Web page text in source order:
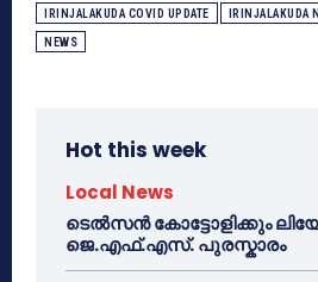
IRINJALAKUDA COVID UPDATE IRINJALAKUDA
NEWS
Hot this week
Local News
ടെൽസൻ കോട്ടോളിക്കും
ജെ.എഫ്.എസ്. പുരസ്കാരം